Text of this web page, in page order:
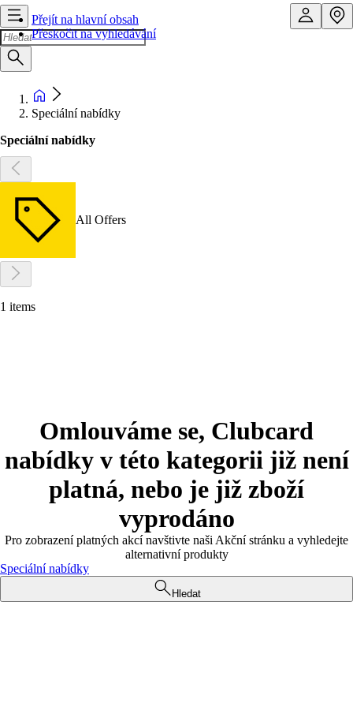
Přejít na hlavní obsah
Přeskočit na vyhledávání
Speciální nabídky
Speciální nabídky
All Offers
1 items
Omlouváme se, Clubcard
nabídky v této kategorii již není
platná, nebo je již zboží
vyprodáno
Pro zobrazení platných akcí navštivte naši Akční stránku a vyhledejte
alternativní produkty
Speciální nabídky
Hledat